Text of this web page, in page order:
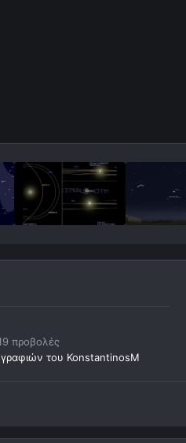
προβολές
του KonstantinosM